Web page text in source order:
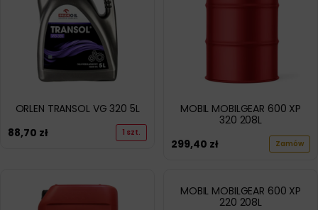
ORLEN TRANSOL VG 320 5L
88,70 zł 1 szt.
MOBIL MOBILGEAR 600 XP
320 208L
299,40 zł Zamów
MOBIL MOBILGEAR 600 XP
220 208L